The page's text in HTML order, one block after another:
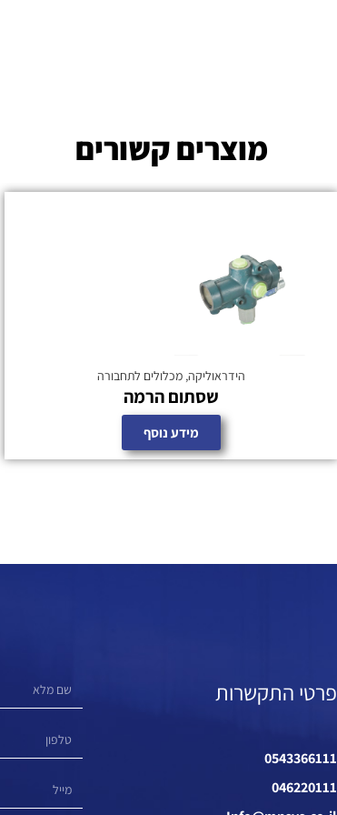
מוצרים קשורים
הידראוליקה, מכלולים לתחבורה
שסתום הרמה
מידע נוסף
פרטי התקשרות
0543366111
046220111